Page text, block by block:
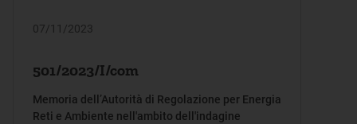
07/11/2023
501/2023/I/com
Memoria dell’Autorità di Regolazione per Energia
Reti e Ambiente nell'ambito dell'indagine